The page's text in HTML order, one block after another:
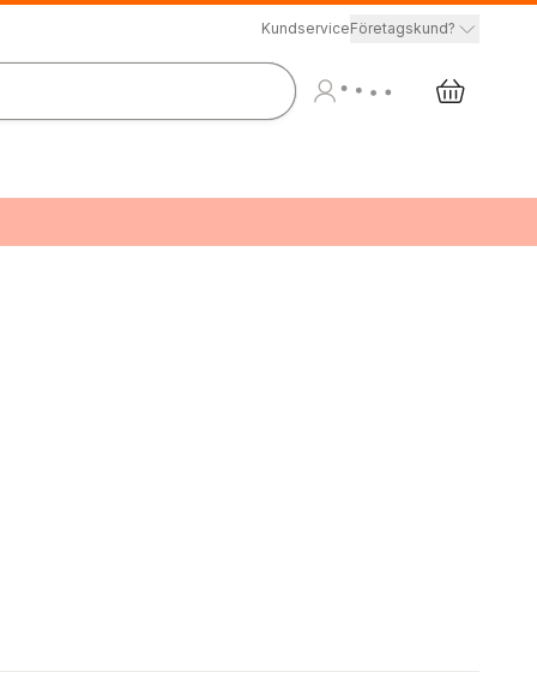
KundserviceFöretagskund?